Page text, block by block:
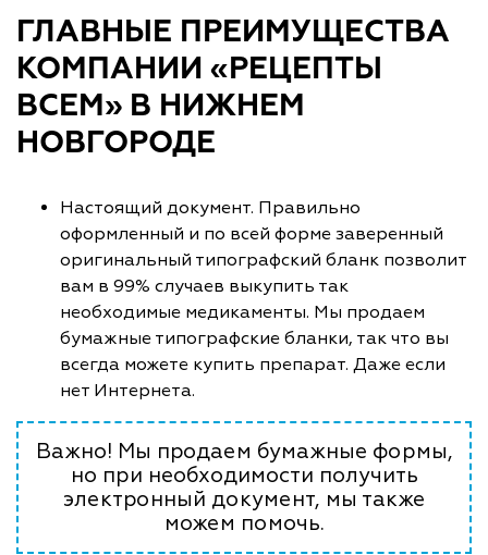
ГЛАВНЫЕ ПРЕИМУЩЕСТВА
КОМПАНИИ «РЕЦЕПТЫ
ВСЕМ» В НИЖНЕМ
НОВГОРОДЕ
Настоящий документ. Правильно
оформленный и по всей форме заверенный
оригинальный типографский бланк позволит
вам в 99% случаев выкупить так
необходимые медикаменты. Мы продаем
бумажные типографские бланки, так что вы
всегда можете купить препарат. Даже если
нет Интернета.
Важно! Мы продаем бумажные формы,
но при необходимости получить
электронный документ, мы также
можем помочь.